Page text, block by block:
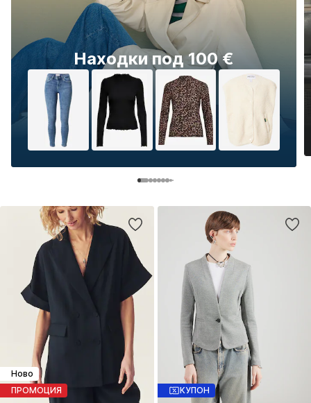
Ново
ПРОМОЦИЯ
КУПОН
Находки под 100 €